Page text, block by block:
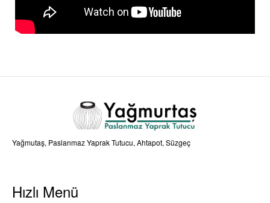
Yağmutaş, Paslanmaz Yaprak Tutucu, Ahtapot, Süzgeç
Hızlı Menü